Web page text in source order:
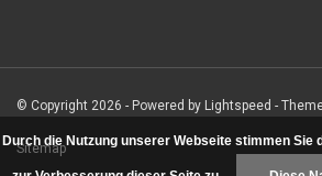
© Copyright 2026 - Powered by Lightspeed -
Sitemap
Durch die Nutzung unserer Webseite stimmen Sie